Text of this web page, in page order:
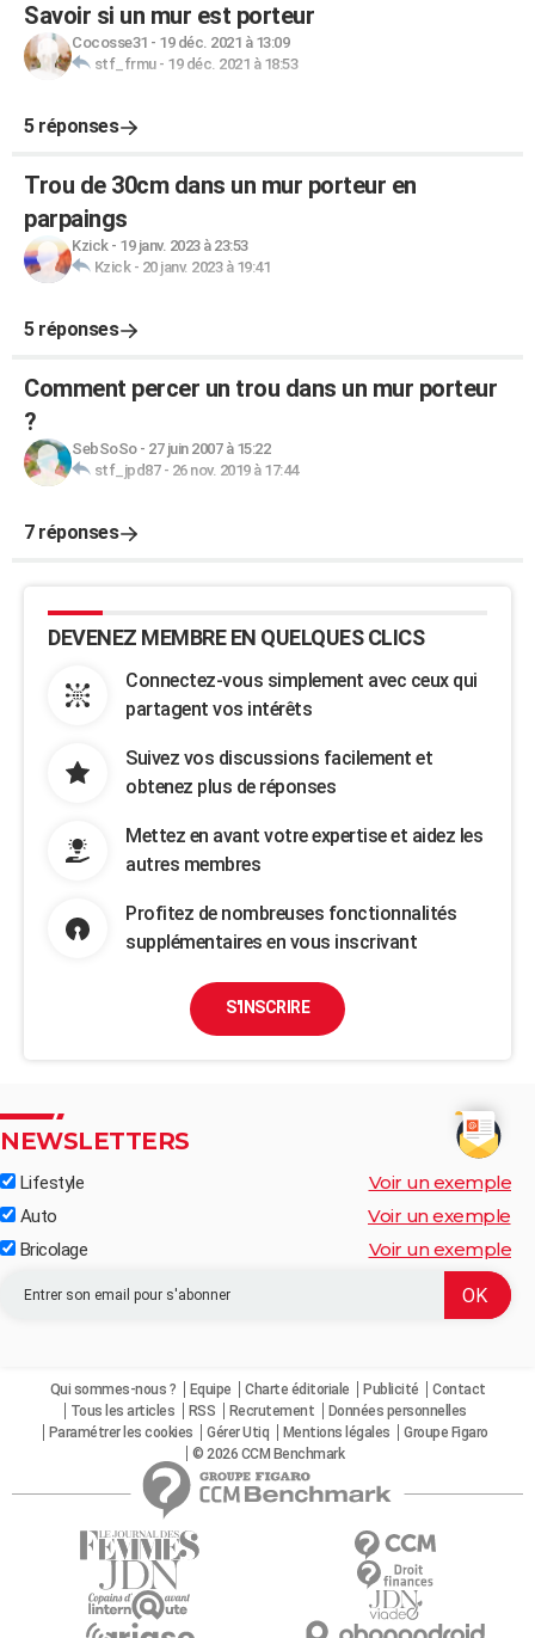
Savoir si un mur est porteur
Cocosse31 - 19 déc. 2021 à 13:09
stf_frmu- 19 déc. 2021 à 18:53
5 réponses
Trou de 30cm dans un mur porteur en
parpaings
Kzick- 19 janv. 2023 à 23:53
Kzick- 20 janv. 2023 à 19:41
5 réponses
Comment percer un trou dans un mur porteur
?
SebSoSo- 27 juin 2007 à 15:22
stf_jpd87- 26 nov. 2019 à 17:44
7 réponses
DEVENEZ MEMBRE EN QUELQUES CLICS
Connectez-vous simplement avec ceux qui
partagent vos intérêts
Suivez vos discussions facilement et
obtenez plus de réponses
Mettez en avant votre expertise et aidez les
autres membres
Profitez de nombreuses fonctionnalités
supplémentaires en vous inscrivant
S'INSCRIRE
NEWSLETTERS
Lifestyle Voir un exemple
Auto Voir un exemple
Bricolage Voir un exemple
Qui sommes-nous ? Equipe Charte éditoriale Publicité
Contact
Tous les articles
RSS Recrutement
Données personnelles
Paramétrer les cookies
Gérer Utiq Mentions légales
Groupe Figaro
© 2026 CCM Benchmark